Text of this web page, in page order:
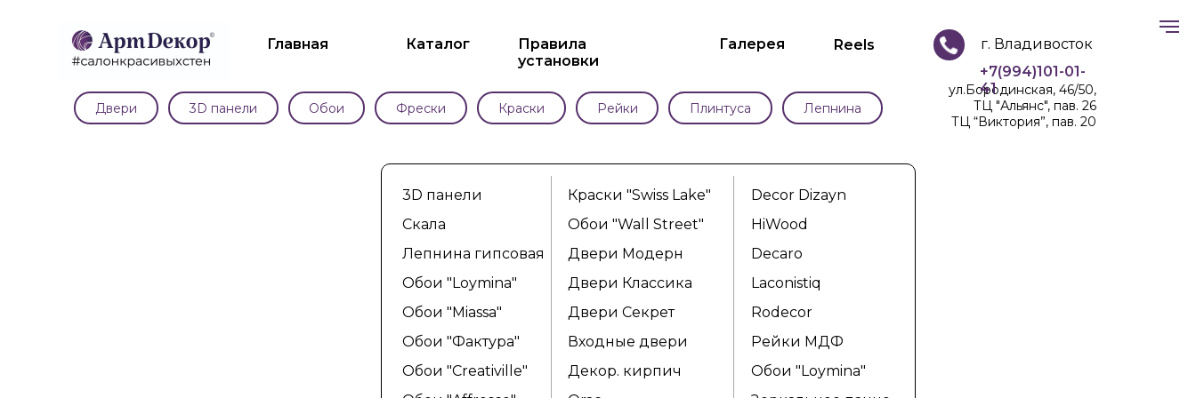
г. Владивосток
Двери 3D панели Обои Фрески Краски Рейки Плинтуса Лепнина
Главная Каталог
Правила
установки
Галерея Reels
ул.Бородинская, 46/50,
ТЦ "Альянс", пав. 26
ТЦ “Виктория”, пав. 20
+7(994)101-01-
41
Обои "Creativille"
Обои "Фактура"
Лепнина гипсовая
Обои "Loymina"
Обои "Miassa"
Скала
3D панели
Декор. кирпич
Входные двери
Двери Модерн
Двери Классика
Двери Секрет
Обои "Wall Street"
Краски "Swiss Lake"
Decor Dizayn
HiWood
Rodecor
Laconistiq
Decaro
Рейки МДФ
Обои "Loymina"